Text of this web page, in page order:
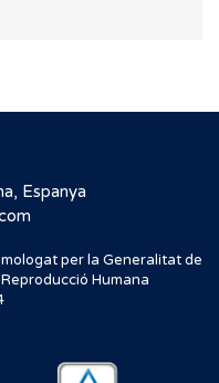
Espanya
per la Generalitat de
Humana